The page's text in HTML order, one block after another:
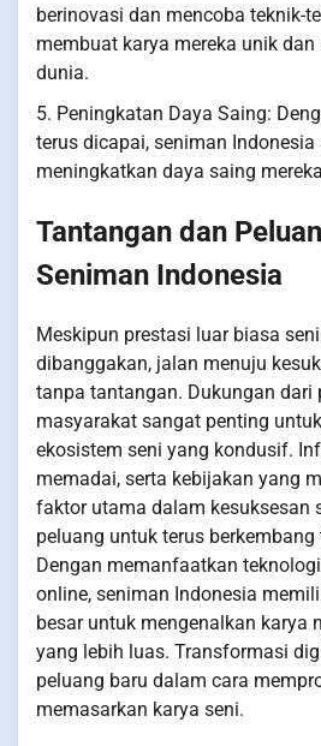
berinovasi dan mencoba teknik-
membuat karya mereka unik
dunia.
5. Peningkatan Daya Saing:
terus dicapai, seniman Indonesia
meningkatkan daya saing
Tantangan dan
Seniman Indonesia
Meskipun prestasi luar biasa
dibanggakan, jalan menuju
tanpa tantangan. Dukungan dari
masyarakat sangat penting
ekosistem seni yang kondusif.
memadai, serta kebijakan yang
faktor utama dalam kesuksesan
peluang untuk terus
Dengan memanfaatkan
online, seniman Indonesia
besar untuk mengenalkan karya
yang lebih luas. Transformasi
peluang baru dalam cara
memasarkan karya seni.